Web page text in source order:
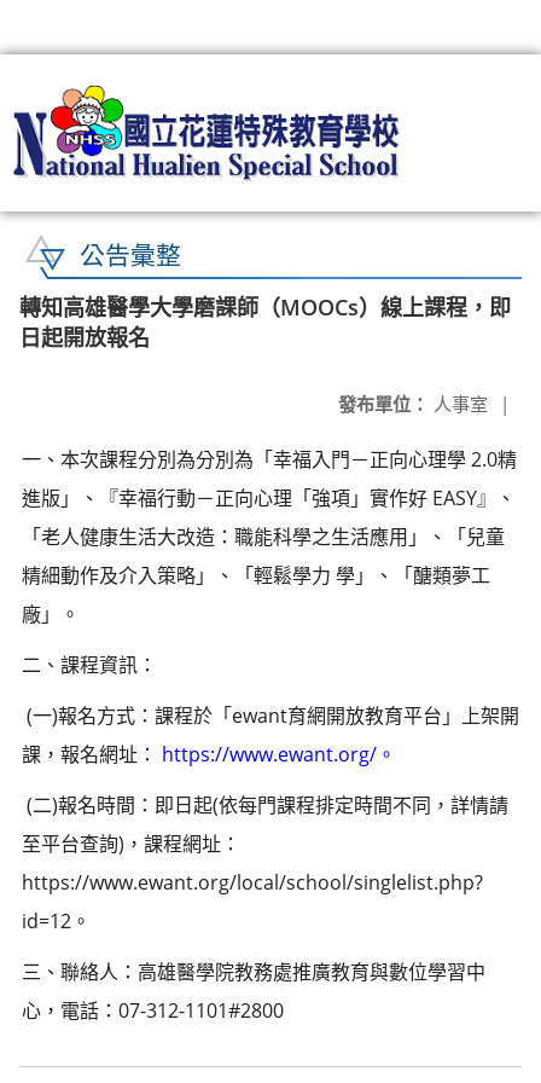
公告彙整
轉知高雄醫學大學磨課師（MOOCs）線上課程，即
日起開放報名
發布單位： 人事室 |
一、本次課程分別為分別為「幸福入門－正向心理學 2.0精
進版」、『幸福行動－正向心理「強項」實作好 EASY』、
「老人健康生活大改造：職能科學之生活應用」、「兒童
精細動作及介入策略」、「輕鬆學力 學」、「醣類夢工
廠」。
二、課程資訊：
(一)報名方式：課程於「ewant育網開放教育平台」上架開
課，報名網址： https://www.ewant.org/。
(二)報名時間：即日起(依每門課程排定時間不同，詳情請
至平台查詢)，課程網址：
https://www.ewant.org/local/school/singlelist.php?
id=12。
三、聯絡人：高雄醫學院教務處推廣教育與數位學習中
心，電話：07-312-1101#2800